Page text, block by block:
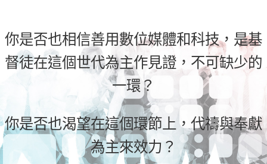
你是否也相信善用數位媒體和科技，是基
督徒在這個世代為主作見證，不可缺少的
一環？
你是否也渴望在這個環節上，代禱與奉獻
為主來效力？